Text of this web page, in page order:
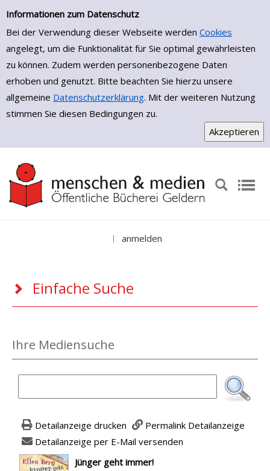
Einfache Suche
Informationen zum Datenschutz
Bei der Verwendung dieser Webseite werden Cookies
angelegt, um die Funktionalität für Sie optimal gewährleisten
zu können. Zudem werden personenbezogene Daten
erhoben und genutzt. Bitte beachten Sie hierzu unsere
allgemeine Datenschutzerklärung. Mit der weiteren Nutzung
stimmen Sie diesen Bedingungen zu.
Zur Detailanzeige springen
| anmelden
Einfache Suche
Ihre Mediensuche
Detailanzeige drucken
Permalink Detailanzeige
Detailanzeige per E-Mail versenden
wird in neuem Tab geöffnet
Jünger geht immer!